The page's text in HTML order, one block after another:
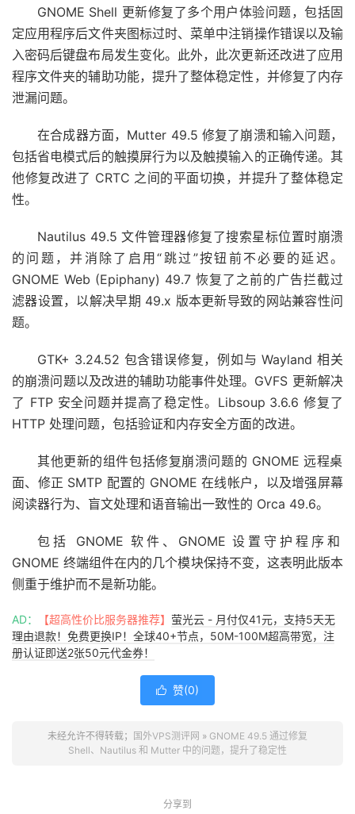
GNOME Shell 更新修复了多个用户体验问题，包括固
定应用程序后文件夹图标过时、菜单中注销操作错误以及输
入密码后键盘布局发生变化。此外，此次更新还改进了应用
程序文件夹的辅助功能，提升了整体稳定性，并修复了内存
泄漏问题。
在合成器方面，Mutter 49.5 修复了崩溃和输入问题，
包括省电模式后的触摸屏行为以及触摸输入的正确传递。其
他修复改进了 CRTC 之间的平面切换，并提升了整体稳定
性。
Nautilus 49.5 文件管理器修复了搜索星标位置时崩溃
的问题，并消除了启用“跳过”按钮前不必要的延迟。
GNOME Web (Epiphany) 49.7 恢复了之前的广告拦截过
滤器设置，以解决早期 49.x 版本更新导致的网站兼容性问
题。
GTK+ 3.24.52 包含错误修复，例如与 Wayland 相关
的崩溃问题以及改进的辅助功能事件处理。GVFS 更新解决
了 FTP 安全问题并提高了稳定性。Libsoup 3.6.6 修复了
HTTP 处理问题，包括验证和内存安全方面的改进。
其他更新的组件包括修复崩溃问题的 GNOME 远程桌
面、修正 SMTP 配置的 GNOME 在线帐户，以及增强屏幕
阅读器行为、盲文处理和语音输出一致性的 Orca 49.6。
包括 GNOME 软件、GNOME 设置守护程序和
GNOME 终端组件在内的几个模块保持不变，这表明此版本
侧重于维护而不是新功能。
AD： 【超高性价比服务器推荐】 萤光云 - 月付仅41元，支持5天无
理由退款！免费更换IP！全球40+节点，50M-100M超高带宽，注
册认证即送2张50元代金券！
 赞(0)
未经允许不得转载； 国外VPS测评网 » GNOME 49.5 通过修复
Shell、Nautilus 和 Mutter 中的问题，提升了稳定性
分享到